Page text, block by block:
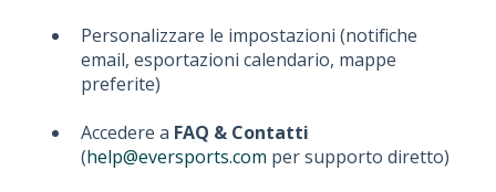
Personalizzare le impostazioni (notifiche
email, esportazioni calendario, mappe
preferite)
Accedere a FAQ & Contatti
(help@eversports.com per supporto diretto)